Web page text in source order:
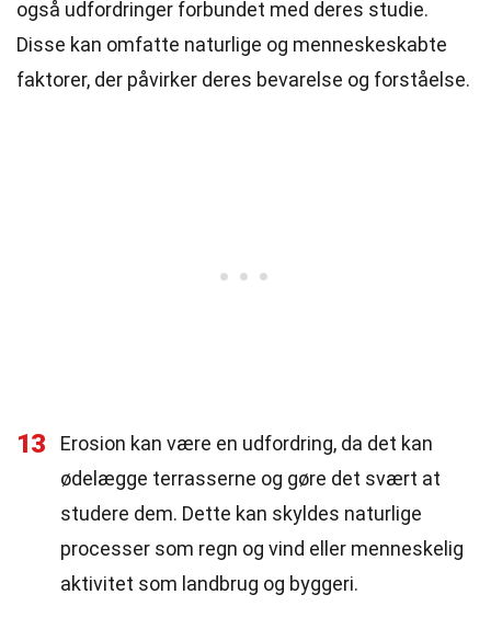
også udfordringer forbundet med deres studie.
Disse kan omfatte naturlige og menneskeskabte
faktorer, der påvirker deres bevarelse og forståelse.
13
Erosion kan være en udfordring, da det kan
ødelægge terrasserne og gøre det svært at
studere dem. Dette kan skyldes naturlige
processer som regn og vind eller menneskelig
aktivitet som landbrug og byggeri.